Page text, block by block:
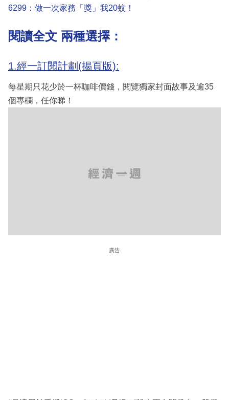
6299：做一次家務「獎」我20蚊！
閱讀全文 兩種選擇：
1.經一訂閱計劃(揭頁版):
每星期只花少於一杯咖啡價錢，閱覽獨家封面故事及逾35
個專欄，任你睇！
廣告